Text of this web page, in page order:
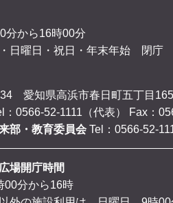
分から16時00分
日曜日・祝日・年末年始 閉庁
愛知県高浜市春日町五丁目
：0566-52-1111（代表）
Fax：
部・教育委員会 Tel：0566-52-
場開庁時間
分から16時